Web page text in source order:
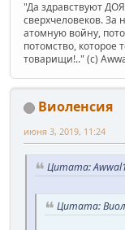
"Да здравствуют
сверхчеловеков.
атомную войну,
потомство, которое
товарищи!.." (c)
Виоленсия
июня 3, 2019, 11:24
Цитата:
Цитата: